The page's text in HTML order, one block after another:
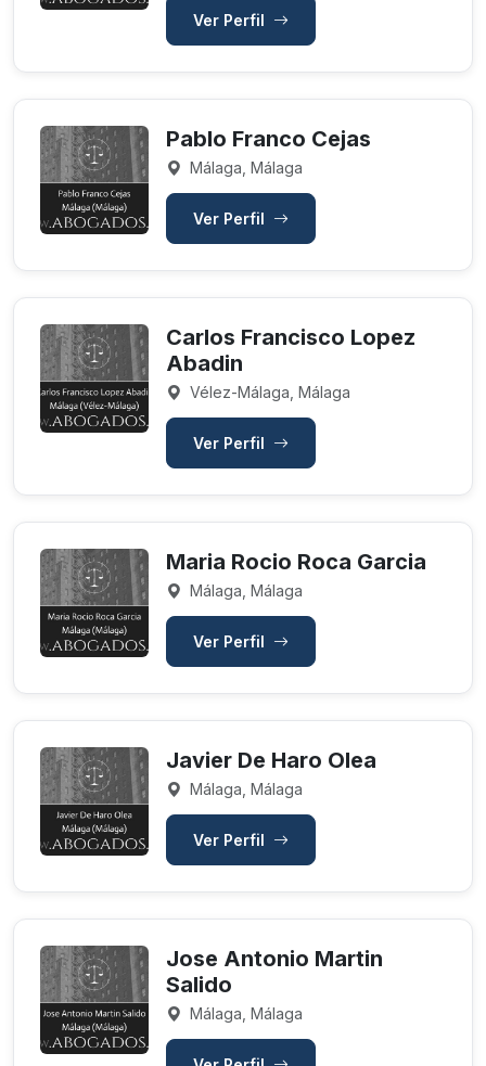
Ver Perfil
Pablo Franco Cejas
Málaga, Málaga
Ver Perfil
Carlos Francisco Lopez
Abadin
Vélez-Málaga, Málaga
Ver Perfil
Maria Rocio Roca Garcia
Málaga, Málaga
Ver Perfil
Javier De Haro Olea
Málaga, Málaga
Ver Perfil
Jose Antonio Martin
Salido
Málaga, Málaga